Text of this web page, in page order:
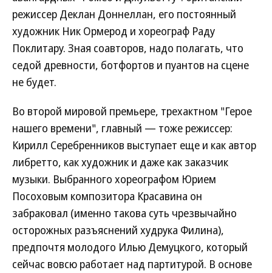
режиссер Деклан Доннеллан, его постоянный
художник Ник Ормерод и хореограф Раду
Поклитару. Зная соавторов, надо полагать, что
седой древности, ботфортов и пуантов на сцене
не будет.
Во второй мировой премьере, трехактном "Герое
нашего времени", главный — тоже режиссер:
Кирилл Серебренников выступает еще и как автор
либретто, как художник и даже как заказчик
музыки. Выбранного хореографом Юрием
Посоховым композитора Красавина он
забраковал (именно такова суть чрезвычайно
осторожных разъяснений худрука Филина),
предпочтя молодого Илью Демуцкого, который
сейчас вовсю работает над партитурой. В основе